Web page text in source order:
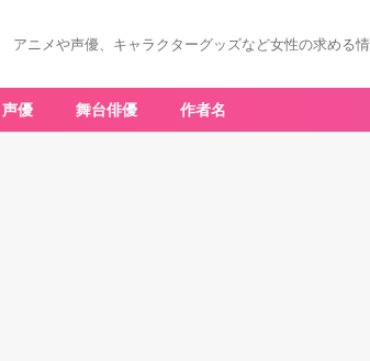
アニメや声優、キャラクターグッズなど女性の求める
声優 舞台俳優 作者名